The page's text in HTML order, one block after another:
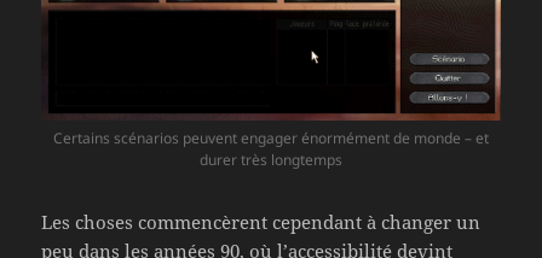
Certains scénarios peuvent engager énormément de monde – et
durer très longtemps
Les choses commencèrent cependant à changer un
peu dans les années 90, où l’accessibilité devint